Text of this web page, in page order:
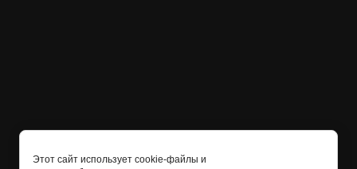
Этот сайт использует cookie-файлы и